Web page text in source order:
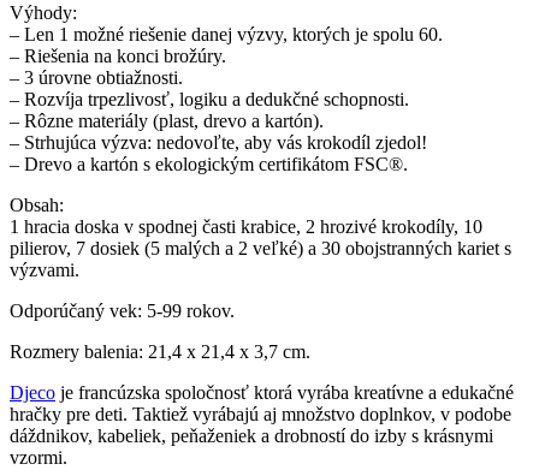
Výhody:
– Len 1 možné riešenie danej výzvy, ktorých je spolu 60.
– Riešenia na konci brožúry.
– 3 úrovne obtiažnosti.
– Rozvíja trpezlivosť, logiku a dedukčné schopnosti.
– Rôzne materiály (plast, drevo a kartón).
– Strhujúca výzva: nedovoľte, aby vás krokodíl zjedol!
– Drevo a kartón s ekologickým certifikátom FSC®.
Obsah:
1 hracia doska v spodnej časti krabice, 2 hrozivé krokodíly, 10
pilierov, 7 dosiek (5 malých a 2 veľké) a 30 obojstranných kariet s
výzvami.
Odporúčaný vek: 5-99 rokov.
Rozmery balenia: 21,4 x 21,4 x 3,7 cm.
Djeco je francúzska spoločnosť ktorá vyrába kreatívne a edukačné
hračky pre deti. Taktiež vyrábajú aj množstvo doplnkov, v podobe
dáždnikov, kabeliek, peňaženiek a drobností do izby s krásnymi
vzormi.